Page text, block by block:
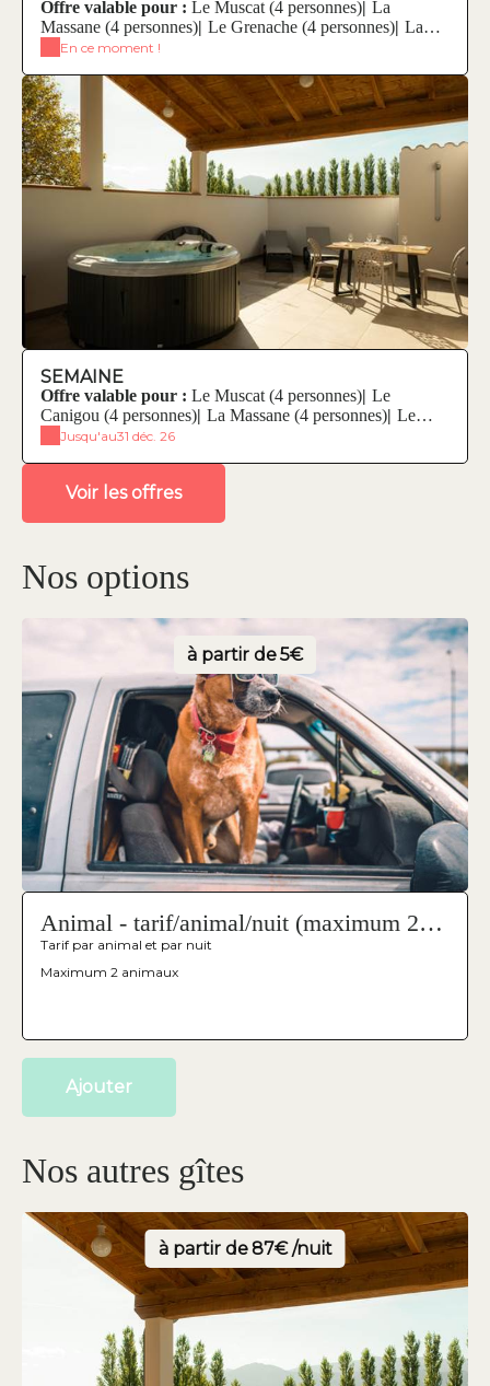
Offre valable pour : Le Muscat (4 personnes)| La
Massane (4 personnes)| Le Grenache (4 personnes)| La
Syrah (6 personnes)
En ce moment !
SEMAINE
Offre valable pour : Le Muscat (4 personnes)| Le
Canigou (4 personnes)| La Massane (4 personnes)| Le
Grenache (4 personnes)
Jusqu'au31 déc. 26
Voir les offres
Nos options
à partir de5€
Animal - tarif/animal/nuit (maximum 2
animaux)
Tarif par animal et par nuit
Maximum 2 animaux
Ajouter
Nos autres gîtes
à partir de87€ /nuit